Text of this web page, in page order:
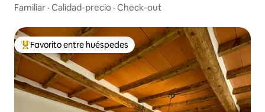
Familiar · Calidad-precio · Check-out
Favorito entre huéspedes preferido
Favorito entre huéspedes